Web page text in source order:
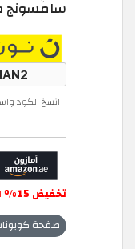
سامسونج
انسخ الكود
تخفيض 15% لعملاء امازون الجدد
صفحة